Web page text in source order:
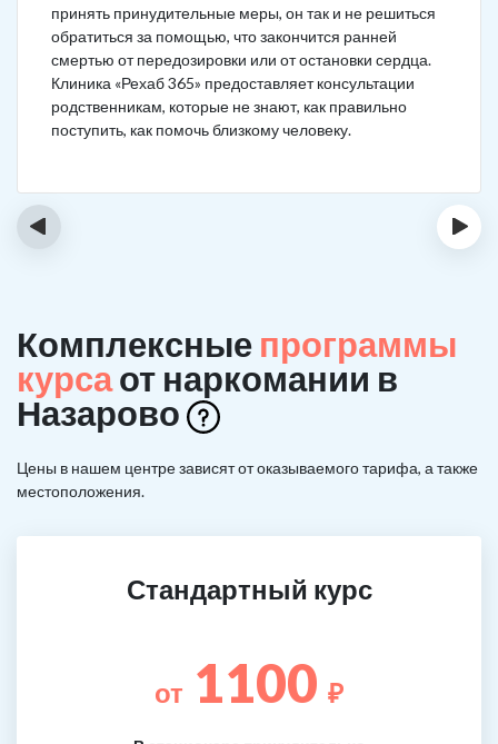
принять принудительные меры, он так и не решиться
обратиться за помощью, что закончится ранней
смертью от передозировки или от остановки сердца.
Клиника «Рехаб 365» предоставляет консультации
родственникам, которые не знают, как правильно
поступить, как помочь близкому человеку.
‹ ›
Комплексные программы
курсаот наркомании в
Назарово
Цены в нашем центре зависят от оказываемого тарифа, а также
местоположения.
Стандартный курс
от 1100 ₽